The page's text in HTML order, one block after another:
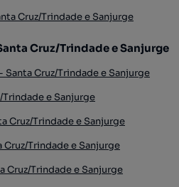
Cruz/Trindade e Sanjurge
Cruz/Trindade e Sanjurge
Cruz/Trindade e Sanjurge
Trindade e Sanjurge
Cruz/Trindade e Sanjurge
Trindade e Sanjurge
Cruz/Trindade e Sanjurge